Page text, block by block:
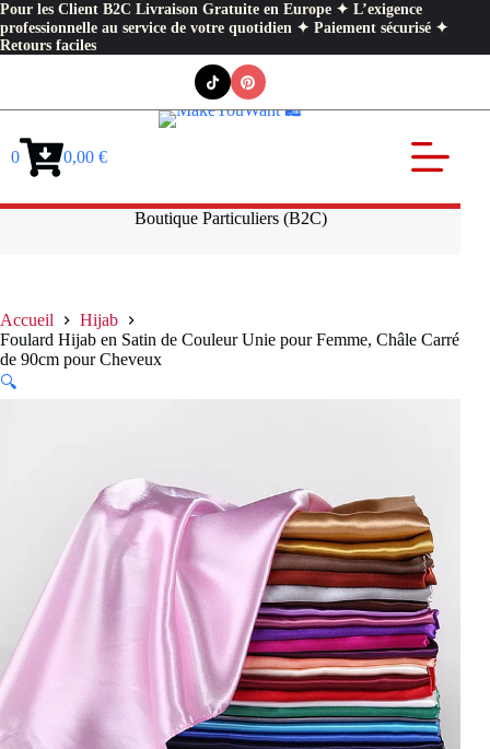
Pour les Client B2C Livraison Gratuite en Europe ✦ L’exigence
professionnelle au service de votre quotidien ✦ Paiement sécurisé ✦
Retours faciles
Panier 0,00 €
0
Boutique Particuliers (B2C)
Accueil
Hijab
Foulard Hijab en Satin de Couleur Unie pour Femme, Châle Carré
de 90cm pour Cheveux
🔍